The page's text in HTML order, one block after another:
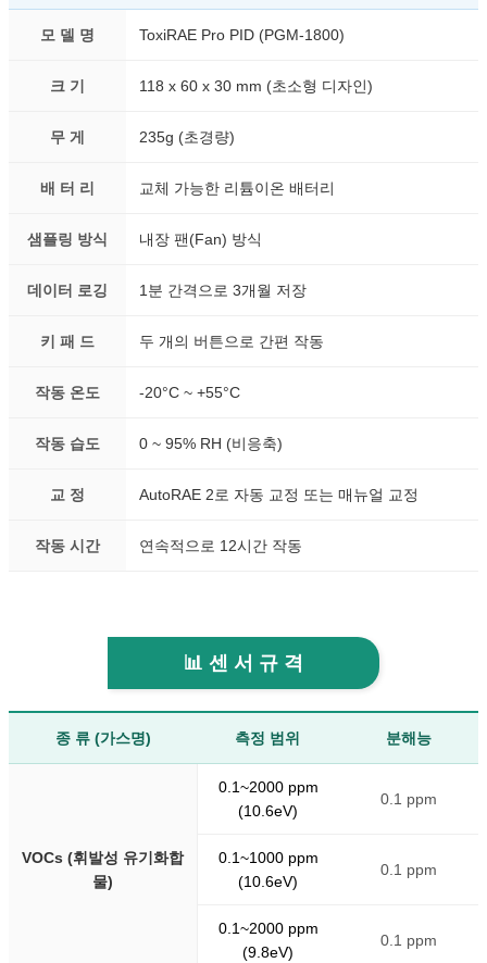
모 델 명 ToxiRAE Pro PID (PGM-1800)
크 기 118 x 60 x 30 mm (초소형 디자인)
무 게 235g (초경량)
배 터 리 교체 가능한 리튬이온 배터리
샘플링 방식 내장 팬(Fan) 방식
데이터 로깅 1분 간격으로 3개월 저장
키 패 드 두 개의 버튼으로 간편 작동
작동 온도 -20°C ~ +55°C
작동 습도 0 ~ 95% RH (비응축)
교 정 AutoRAE 2로 자동 교정 또는 매뉴얼 교정
작동 시간 연속적으로 12시간 작동
📊 센 서 규 격
종 류 (가스명) 측정 범위 분해능
VOCs (휘발성 유기화합
물)
0.1~2000 ppm
(10.6eV)
0.1 ppm
0.1~1000 ppm
(10.6eV)
0.1 ppm
0.1~2000 ppm
(9.8eV)
0.1 ppm